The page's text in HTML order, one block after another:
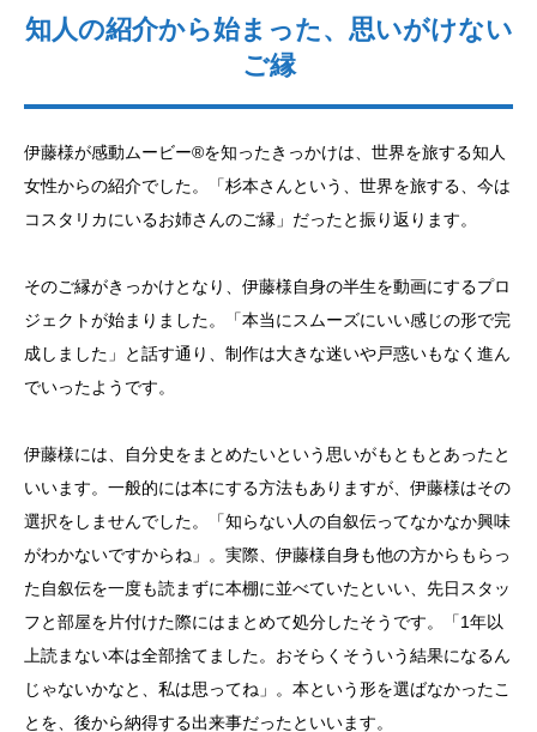
知人の紹介から始まった、思いがけない
ご縁
伊藤様が感動ムービー®を知ったきっかけは、世界を旅する知人
女性からの紹介でした。「杉本さんという、世界を旅する、今は
コスタリカにいるお姉さんのご縁」だったと振り返ります。
そのご縁がきっかけとなり、伊藤様自身の半生を動画にするプロ
ジェクトが始まりました。「本当にスムーズにいい感じの形で完
成しました」と話す通り、制作は大きな迷いや戸惑いもなく進ん
でいったようです。
伊藤様には、自分史をまとめたいという思いがもともとあったと
いいます。一般的には本にする方法もありますが、伊藤様はその
選択をしませんでした。「知らない人の自叙伝ってなかなか興味
がわかないですからね」。実際、伊藤様自身も他の方からもらっ
た自叙伝を一度も読まずに本棚に並べていたといい、先日スタッ
フと部屋を片付けた際にはまとめて処分したそうです。「1年以
上読まない本は全部捨てました。おそらくそういう結果になるん
じゃないかなと、私は思ってね」。本という形を選ばなかったこ
とを、後から納得する出来事だったといいます。